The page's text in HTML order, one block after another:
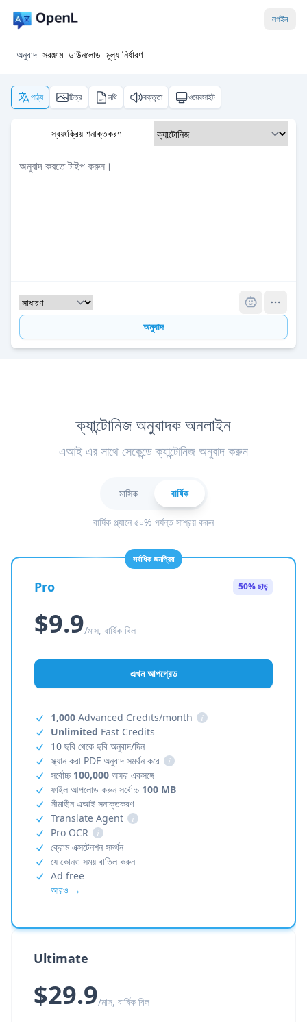
লগইন
অনুবাদ সরঞ্জাম ডাউনলোড মূল্য নির্ধারণ
পাঠ্য চিত্র নথি বক্তৃতা ওয়েবসাইট
স্বয়ংক্রিয় শনাক্তকরণ
অনুবাদ
ক্যান্টোনিজ অনুবাদক অনলাইন
এআই এর সাথে সেকেন্ডে ক্যান্টোনিজ অনুবাদ করুন
মাসিক বার্ষিক
বার্ষিক প্ল্যানে ৫০% পর্যন্ত সাশ্রয় করুন
সর্বাধিক জনপ্রিয়
Pro 50% ছাড়
$9.9/মাস, বার্ষিক বিল
এখন আপগ্রেড
1,000 Advanced Credits/month
i
Unlimited Fast Credits
10 ছবি থেকে ছবি অনুবাদ/দিন
স্ক্যান করা PDF অনুবাদ সমর্থন করে
i
সর্বোচ্চ 100,000 অক্ষর একসঙ্গে
ফাইল আপলোড করুন সর্বোচ্চ 100 MB
সীমাহীন এআই সনাক্তকরণ
Translate Agent
i
Pro OCR
i
ক্রোম এক্সটেনশন সমর্থন
যে কোনও সময় বাতিল করুন
Ad free
আরও →
Ultimate
$29.9/মাস, বার্ষিক বিল